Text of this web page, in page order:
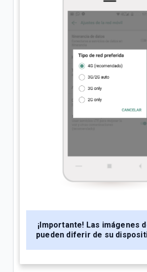
¡Importante! Las imágenes
pueden diferir de su